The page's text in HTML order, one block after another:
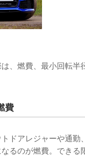
、燃費、最小回転
費
ドアレジャーや通勤
るのが燃費。でき